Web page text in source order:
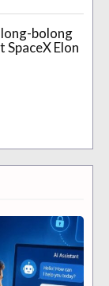
bolong
SpaceX Elon